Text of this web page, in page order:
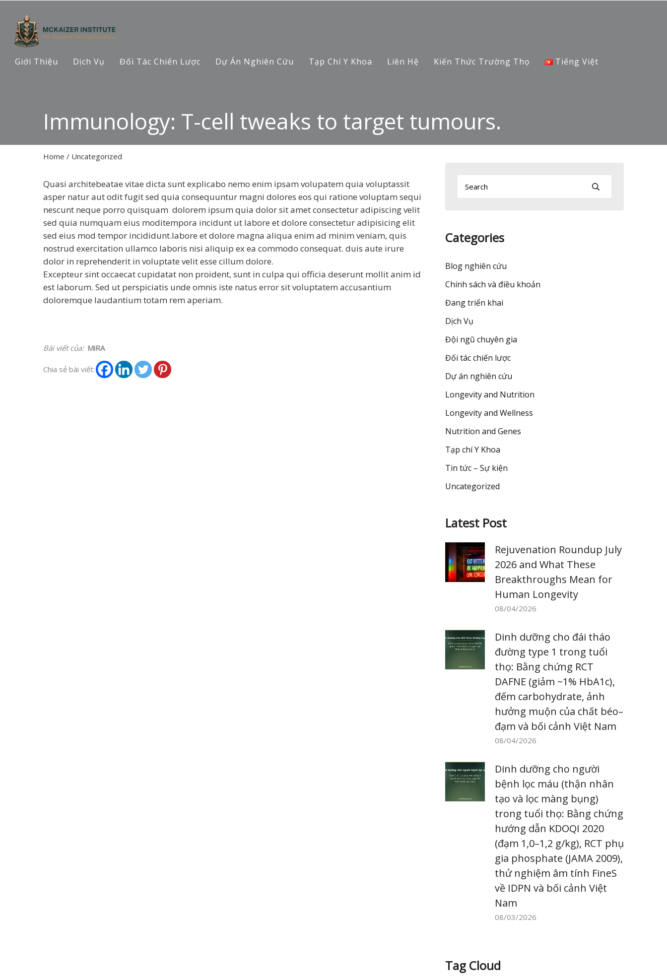
Giới Thiệu Dịch Vụ Đối Tác Chiến Lược Dự Án Nghiên Cứu Tạp Chí Y Khoa Liên Hệ Kiến Thức Trường Thọ Tiếng Việt
Immunology: T-cell tweaks to target tumours.
Home / Uncategorized
Categories
Blog nghiên cứu
Chính sách và điều khoản
Đang triển khai
Dịch Vụ
Đội ngũ chuyên gia
Đối tác chiến lược
Dự án nghiên cứu
Longevity and Nutrition
Longevity and Wellness
Nutrition and Genes
Tạp chí Y Khoa
Tin tức – Sự kiện
Uncategorized
Latest Post
Rejuvenation Roundup July
2026 and What These
Breakthroughs Mean for
Human Longevity
08/04/2026
Dinh dưỡng cho đái tháo
đường type 1 trong tuổi
thọ: Bằng chứng RCT
DAFNE (giảm ~1% HbA1c),
đếm carbohydrate, ảnh
hưởng muộn của chất béo–
đạm và bối cảnh Việt Nam
08/04/2026
Dinh dưỡng cho người
bệnh lọc máu (thận nhân
tạo và lọc màng bụng)
trong tuổi thọ: Bằng chứng
hướng dẫn KDOQI 2020
(đạm 1,0–1,2 g/kg), RCT phụ
gia phosphate (JAMA 2009),
thử nghiệm âm tính FineS
về IDPN và bối cảnh Việt
Nam
08/03/2026
Tag Cloud
Quasi architebeatae vitae dicta sunt explicabo nemo enim ipsam volupatem quia voluptassit
asper natur aut odit fugit sed quia consequuntur magni dolores eos qui ratione voluptam sequi
nescunt neque porro quisquam dolorem ipsum quia dolor sit amet consectetur adipiscing velit
sed quia numquam eius moditempora incidunt ut labore et dolore consectetur adipisicing elit
sed eius mod tempor incididunt.labore et dolore magna aliqua enim ad minim veniam, quis
nostrud exercitation ullamco laboris nisi aliquip ex ea commodo consequat. duis aute irure
dolor in reprehenderit in voluptate velit esse cillum dolore.
Excepteur sint occaecat cupidatat non proident, sunt in culpa qui officia deserunt mollit anim id
est laborum. Sed ut perspiciatis unde omnis iste natus error sit voluptatem accusantium
doloremque laudantium totam rem aperiam.
Bài viết của: MiRA
Chia sẻ bài viết: